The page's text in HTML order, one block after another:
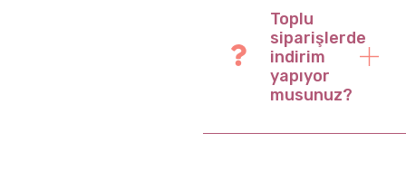
Toplu
siparişlerde
indirim
yapıyor
musunuz?